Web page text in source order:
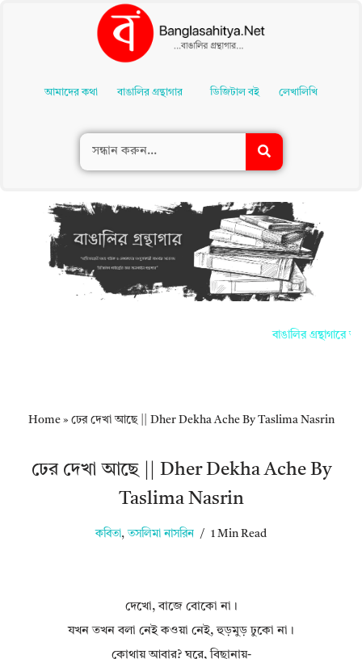
Contentআমাদের কথা বাঙালির গ্রন্থাগার ডিজিটাল বই লেখালিখি
বাঙালির গ্রন্থাগারে
Home» ঢের দেখা আছে || Dher Dekha Ache By Taslima Nasrin
ঢের দেখা আছে || Dher Dekha Ache By
Taslima Nasrin
কবিতা, তসলিমা নাসরিন 1 Min Read
দেখো, বাজে বােকো না।
যখন তখন বলা নেই কওয়া নেই, হুড়মুড় ঢুকো না।
কোথায় আবার? ঘরে, বিছানায়-